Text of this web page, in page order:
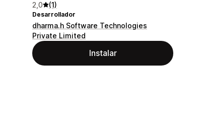
2,0 (1)
Desarrollador
dharma.h Software Technologies
Private Limited
Instalar